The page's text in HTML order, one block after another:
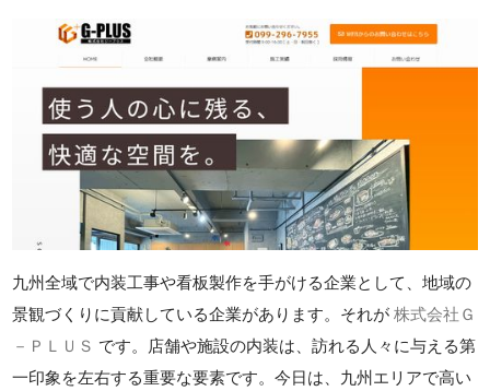
九州全域で内装工事や看板製作を手がける企業として、地域の
景観づくりに貢献している企業があります。それが株式会社Ｇ
－ＰＬＵＳ です。店舗や施設の内装は、訪れる人々に与える第
一印象を左右する重要な要素です。今日は、九州エリアで高い